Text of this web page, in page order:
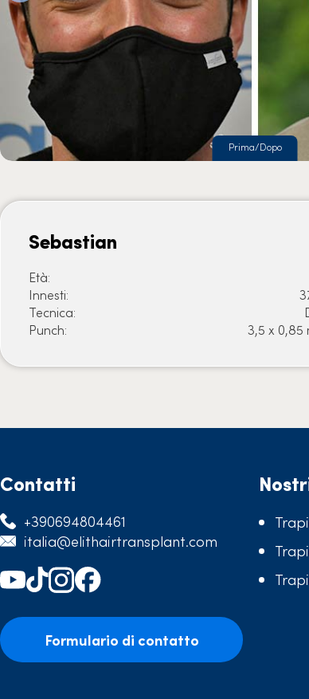
Prima/Dopo
Sebastian
Età:
Innesti:
Tecnica:
Punch:
3,5 x 0,85
Contatti
+390694804461
italia@elithairtransplant.com
Formulario di contatto